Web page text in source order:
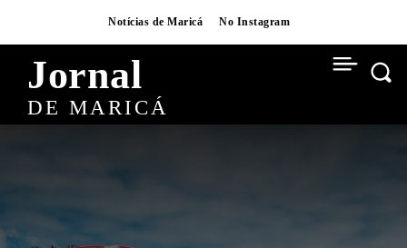
Notícias de Maricá No Instagram
Jornal
DE MARICÁ